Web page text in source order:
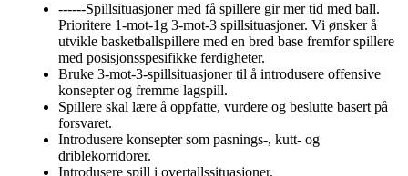
------Spillsituasjoner med få spillere gir mer tid med ball.
Prioritere 1-mot-1g 3-mot-3 spillsituasjoner. Vi ønsker å
utvikle basketballspillere med en bred base fremfor spillere
med posisjonsspesifikke ferdigheter.
Bruke 3-mot-3-spillsituasjoner til å introdusere offensive
konsepter og fremme lagspill.
Spillere skal lære å oppfatte, vurdere og beslutte basert på
forsvaret.
Introdusere konsepter som pasnings-, kutt- og
driblekorridorer.
Introdusere spill i overtallssituasjoner.